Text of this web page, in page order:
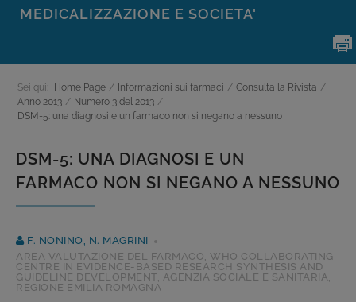
MEDICALIZZAZIONE E SOCIETA'
Sei qui: Home Page / Informazioni sui farmaci / Consulta la Rivista /
Anno 2013 / Numero 3 del 2013 /
DSM-5: una diagnosi e un farmaco non si negano a nessuno
DSM-5: UNA DIAGNOSI E UN
FARMACO NON SI NEGANO A NESSUNO
F. NONINO, N. MAGRINI
AREA VALUTAZIONE DEL FARMACO, WHO COLLABORATING
CENTRE IN EVIDENCE-BASED RESEARCH SYNTHESIS AND
GUIDELINE DEVELOPMENT, AGENZIA SOCIALE E SANITARIA,
REGIONE EMILIA ROMAGNA